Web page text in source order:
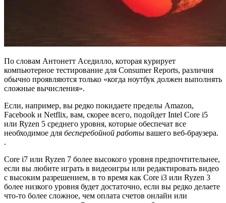
По словам Антонетт Аседилло, которая курирует
компьютерное тестирование для Consumer Reports, различия
обычно проявляются только «когда ноутбук должен выполнять
сложные вычисления».
Если, например, вы редко покидаете пределы Amazon,
Facebook и Netflix, вам, скорее всего, подойдет Intel Core i5
или Ryzen 5 среднего уровня, которые обеспечат все
необходимое для бесперебойной работы вашего веб-браузера.
.
Core i7 или Ryzen 7 более высокого уровня предпочтительнее,
если вы любите играть в видеоигры или редактировать видео
с высоким разрешением, в то время как Core i3 или Ryzen 3
более низкого уровня будет достаточно, если вы редко делаете
что-то более сложное, чем оплата счетов онлайн или